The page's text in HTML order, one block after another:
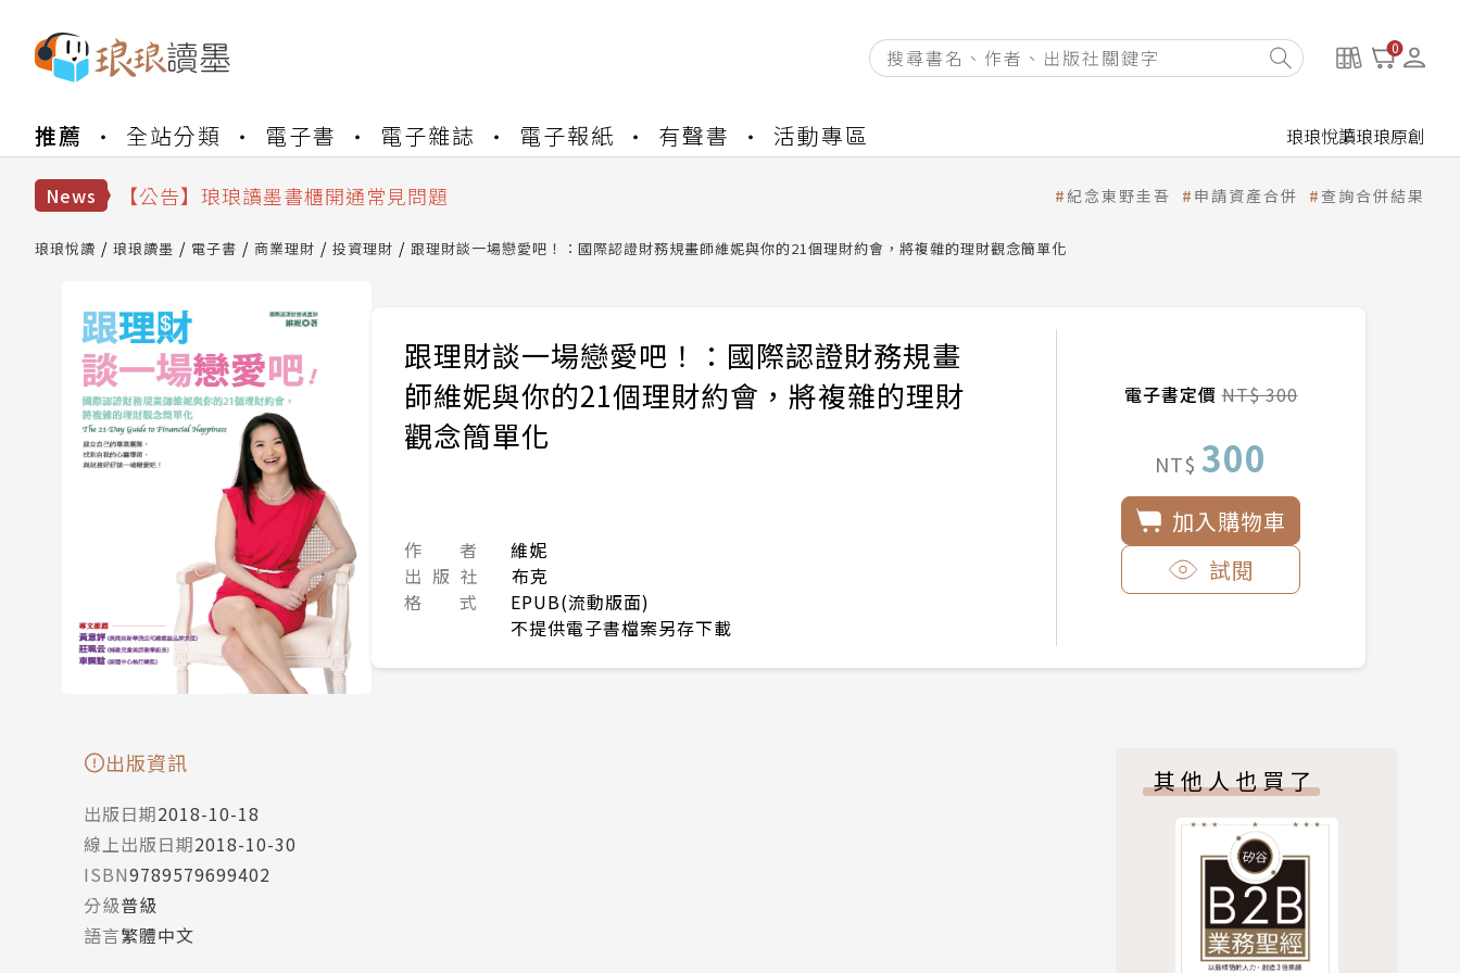
0
推薦 全站分類 電子書 電子雜誌 電子報紙 有聲書 活動專區 琅琅悅讀琅琅原創
News
【公告】琅琅讀墨數位閱讀資產合併與書櫃開通申請
【公告】琅琅讀墨 3 分鐘完成書櫃開通與資產合併申請圖文教學
【公告】琅琅讀墨數位閱讀資產合併與書櫃開通申請
紀念東野圭吾 申請資產合併 查詢合併結果
琅琅悅讀 琅琅讀墨 電子書 商業理財 投資理財 跟理財談一場戀愛吧！：國際認證財務規畫師維妮與你的21個理財約會，將複雜的理財觀念簡單化
跟理財談一場戀愛吧！：國際認證財務規畫
師維妮與你的21個理財約會，將複雜的理財
觀念簡單化
作 者
維妮
出 版 社
布克
格 式
EPUB(流動版面)
不提供電子書檔案另存下載
電子書定價NT$ 300
NT$ 300
加入購物車
試閱
出版資訊
出版日期2018-10-18
線上出版日期2018-10-30
ISBN9789579699402
分級普級
語言繁體中文
其他人也買了